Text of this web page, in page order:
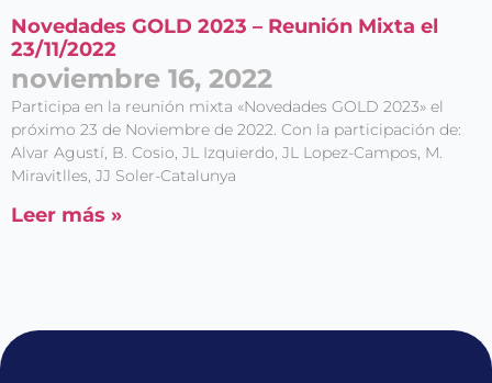
Novedades GOLD 2023 – Reunión Mixta el
23/11/2022
noviembre 16, 2022
Participa en la reunión mixta «Novedades GOLD 2023» el
próximo 23 de Noviembre de 2022. Con la participación de:
Alvar Agustí, B. Cosio, JL Izquierdo, JL Lopez-Campos, M.
Miravitlles, JJ Soler-Catalunya
Leer más »